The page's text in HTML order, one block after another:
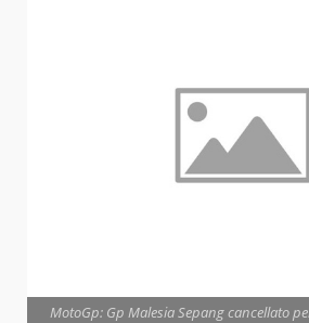
MotoGp: Gp Malesia Sepang cancellato